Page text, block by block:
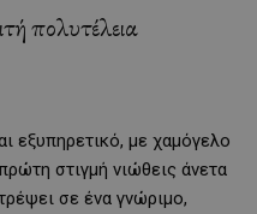
πολυτέλεια
εξυπηρετικό, με χαμόγελο
στιγμή νιώθεις άνετα
σε ένα γνώριμο,